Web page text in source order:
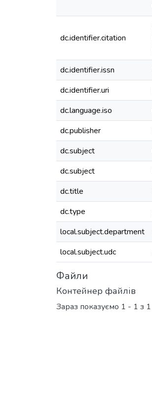
dc.identifier.citation
dc.identifier.issn
dc.identifier.uri
dc.language.iso
dc.publisher
dc.subject
dc.subject
dc.title
dc.type
local.subject.department
local.subject.udc
Файли
Контейнер файлів
Зараз показуємо 1 - 1 з 1